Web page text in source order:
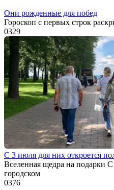
Они рожденные для побед
Гороскоп с первых строк
0329
С 3 июля для них откроется
Вселенная щедра на подарки
городском
0376